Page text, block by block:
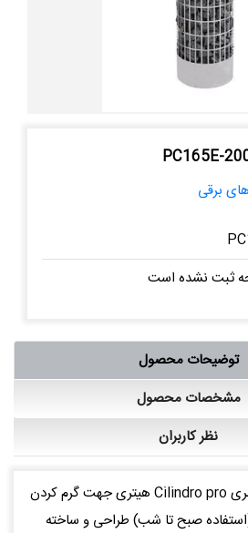
برقی
ثبت نشده است
توضیحات محصول
مشخصات محصول
نظر کاربران
هیتر سونا خشک هارویا سری Cilindro pro هیتری جهت گرم کردن
صبح تا شب) طراحی و ساخته